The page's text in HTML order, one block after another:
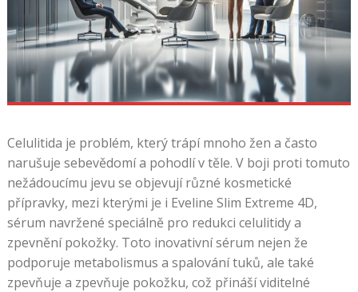
Celulitida je problém, který trápí mnoho žen a často
narušuje sebevědomí a pohodlí v těle. V boji proti tomuto
nežádoucímu jevu se objevují různé kosmetické
přípravky, mezi kterými je i Eveline Slim Extreme 4D,
sérum navržené speciálně pro redukci celulitidy a
zpevnění pokožky. Toto inovativní sérum nejen že
podporuje metabolismus a spalování tuků, ale také
zpevňuje a zpevňuje pokožku, což přináší viditelné